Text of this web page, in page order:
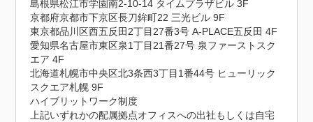
島根県松江市学園南2-10-14 タイムプラザビル 3F
京都府京都市下京区長刀鉾町22 三光ビル 9F
東京都品川区西五反田2丁目27番3号 A-PLACE五反田 4F
愛知県名古屋市東区泉1丁目21番27号 泉ファーストスク
エア 4F
北海道札幌市中央区北3条西3丁目1番44号 ヒューリック
スクエア札幌 9F
ハイブリットワーク制度
上記いずれかの配属拠点オフィスへの出社もしくは自宅